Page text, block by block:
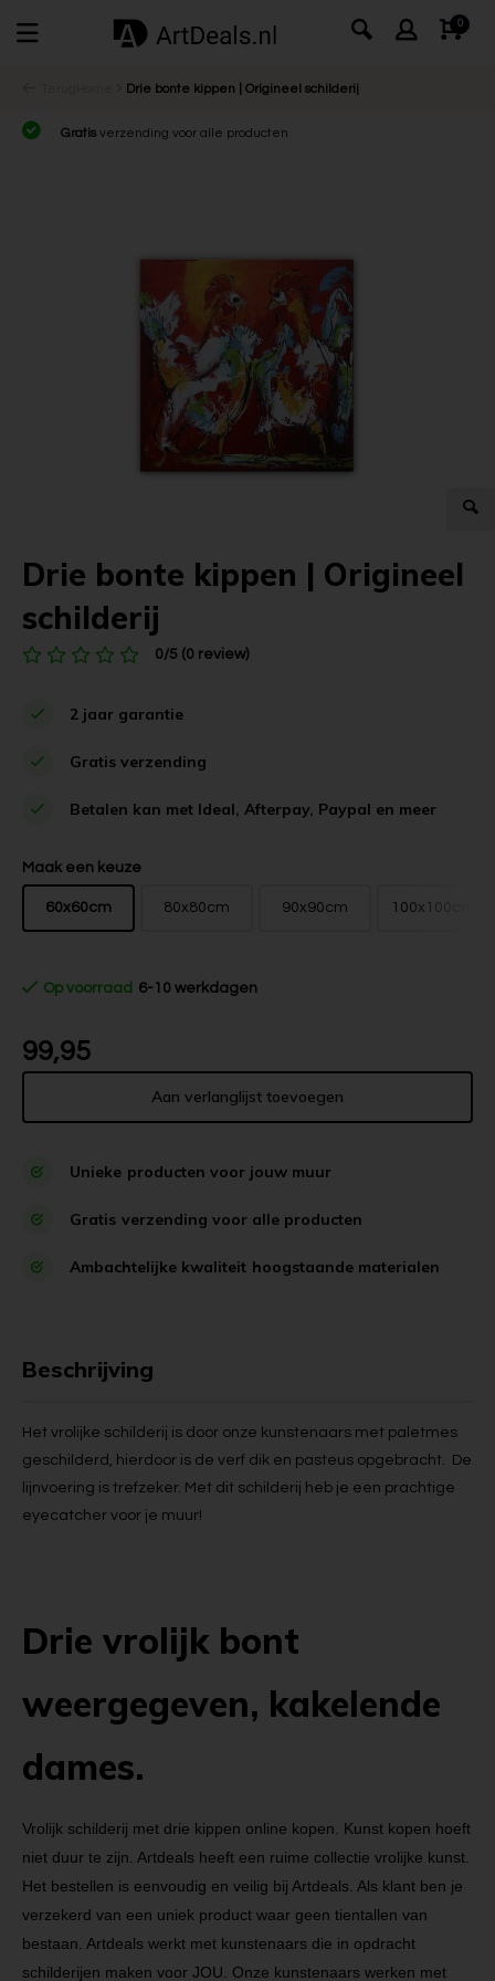
0
Drie bonte kippen | Origineel schilderij
Gratis verzending voor alle producten
Drie bonte kippen | Origineel
schilderij
0/5 (0 review)
2 jaar garantie
Gratis verzending
Betalen kan met Ideal, Afterpay, Paypal en meer
Maak een keuze
60x60cm 80x80cm 90x90cm 100x100cm
Op voorraad 6-10 werkdagen
99,95
Aan verlanglijst toevoegen
Unieke producten voor jouw muur
Gratis verzending voor alle producten
Ambachtelijke kwaliteit hoogstaande materialen
Beschrijving
Het vrolijke schilderij is door onze kunstenaars met paletmes
geschilderd, hierdoor is de verf dik en pasteus opgebracht. De
lijnvoering is trefzeker. Met dit schilderij heb je een prachtige
eyecatcher voor je muur!
Drie vrolijk bont
weergegeven, kakelende
dames.
Vrolijk schilderij met drie kippen online kopen. Kunst kopen hoeft
niet duur te zijn. Artdeals heeft een ruime collectie vrolijke kunst.
Het bestellen is eenvoudig en veilig bij Artdeals. Als klant ben je
verzekerd van een uniek product waar geen tientallen van
bestaan. Artdeals werkt met kunstenaars die in opdracht
schilderijen maken voor JOU. Onze kunstenaars werken met